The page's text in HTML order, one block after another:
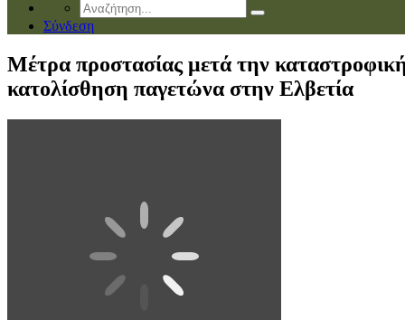
Σύνδεση
Μέτρα προστασίας μετά την
κατολίσθηση παγετώνα στην Ελβετία